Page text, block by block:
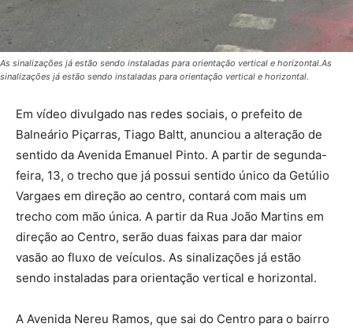
As sinalizações já estão sendo instaladas para orientação vertical e horizontal.As
sinalizações já estão sendo instaladas para orientação vertical e horizontal.
Em vídeo divulgado nas redes sociais, o prefeito de
Balneário Piçarras, Tiago Baltt, anunciou a alteração de
sentido da Avenida Emanuel Pinto. A partir de segunda-
feira, 13, o trecho que já possui sentido único da Getúlio
Vargaes em direção ao centro, contará com mais um
trecho com mão única. A partir da Rua João Martins em
direção ao Centro, serão duas faixas para dar maior
vasão ao fluxo de veículos. As sinalizações já estão
sendo instaladas para orientação vertical e horizontal.
A Avenida Nereu Ramos, que sai do Centro para o bairro